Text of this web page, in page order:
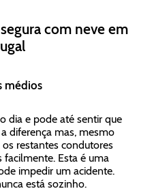
com neve em
médios
dia e pode até sentir que
diferença mas, mesmo
restantes condutores
Esta é uma
impedir um acidente.
está sozinho.